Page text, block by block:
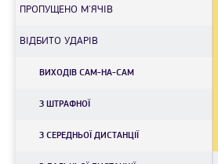
ПРОПУЩЕНО М'ЯЧІВ
ВІДБИТО УДАРІВ
ВИХОДІВ САМ-НА-САМ
З ШТРАФНОЇ
З СЕРЕДНЬОЇ ДИСТАНЦIЇ